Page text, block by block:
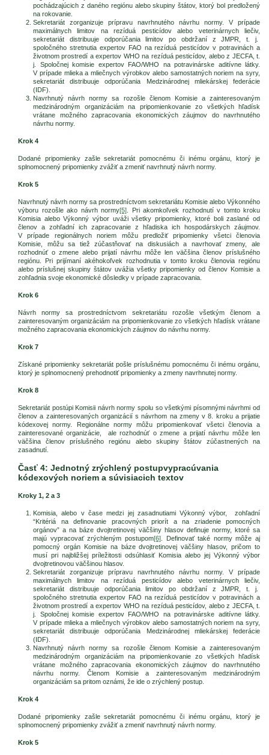
pochádzajúcich z daného regiónu alebo skupiny štátov, ktorý bol predložený
na rokovanie.
Sekretariát zorganizuje prípravu navrhnutého návrhu normy. V prípade
maximálnych limitov na rezíduá pesticídov alebo veterinárnych liečiv,
sekretariát distribuuje odporúčania limitov po obdržaní z JMPR, t. j.
spoločného stretnutia expertov FAO na rezíduá pesticídov v potravinách a
životnom prostredí a expertov WHO na rezíduá pesticídov, alebo z JECFA, t.
j. Spoločnej komisie expertov FAO/WHO na potravinárske aditívne látky.
V prípade mlieka a mliečnych výrobkov alebo samostatných noriem na syry,
sekretariát distribuuje odporúčania Medzinárodnej mliekárskej federácie
(IDF).
Navrhnutý návrh normy sa rozošle členom Komisie a zainteresovaným
medzinárodným organizáciám na pripomienkovanie zo všetkých hľadísk
vrátane možného zapracovania ekonomických záujmov do navrhnutého
návrhu normy.
Krok 4
Dodané pripomienky zašle sekretariát pomocnému či inému orgánu, ktorý je
splnomocnený pripomienky zvážiť a zmeniť navrhnutý návrh normy.
Krok 5
Navrhnutý návrh normy sa prostredníctvom sekretariátu Komisie alebo Výkonného
výboru rozošle ako návrh normy[5] . Pri akomkoľvek rozhodnutí v tomto kroku
Komisia alebo Výkonný výbor uváži všetky pripomienky, ktoré boli zaslané od
členov a zohľadní ich zapracovanie z hľadiska ich hospodárskych záujmov.
V prípade regionálnych noriem môžu predložiť pripomienky všetci členovia
Komisie, môžu sa tiež zúčastňovať na diskusiách a navrhovať zmeny, ale
rozhodnúť o zmene alebo prijatí návrhu môže len väčšina členov príslušného
regiónu. Pri prijímaní akéhokoľvek rozhodnutia v tomto kroku členovia regiónu
alebo príslušnej skupiny štátov uvážia všetky pripomienky od členov Komisie a
zohľadnia svoje ekonomické dôsledky v prípade zapracovania.
Krok 6
Návrh normy sa prostredníctvom sekretariátu rozošle všetkým členom a
zainteresovaným organizáciám na pripomienkovanie zo všetkých hľadísk vrátane
možného zapracovania ekonomických záujmov do návrhu normy.
Krok 7
Získané pripomienky sekretariát pošle príslušnému pomocnému či inému orgánu,
ktorý je splnomocnený prehodnotiť pripomienky a zmeny navrhnutej normy.
Krok 8
Sekretariát postúpi Komisii návrh normy spolu so všetkými písomnými návrhmi od
členov a zainteresovaných organizácií s návrhom na zmeny v 8. kroku a prijatie
kódexovej normy. Regionálne normy môžu pripomienkovať všetci členovia a
zainteresované organizácie, ale rozhodnúť o zmene a prijatí návrhu môže len
väčšina členov príslušného regiónu alebo skupiny štátov zúčastnených na
zasadnutí.
Časť 4: Jednotný zrýchlený postupvypracúvania
kódexových noriem a súvisiacich textov
Kroky 1, 2 a 3
Komisia, alebo v čase medzi jej zasadnutiami Výkonný výbor, zohľadní
“Kritériá na definovanie pracovných priorít a na zriadenie pomocných
orgánov” a na báze dvojtretinovej väčšiny hlasov definuje normy, ktoré sa
majú vypracovať zrýchleným postupom[6]. Definovať také normy môže aj
pomocný orgán Komisie na báze dvojtretinovej väčšiny hlasov, pričom to
musí pri najbližšej príležitosti odsúhlasiť Komisia alebo jej Výkonný výbor
dvojtretinovou väčšinou hlasov.
Sekretariát zorganizuje prípravu navrhnutého návrhu normy. V prípade
maximálnych limitov na rezíduá pesticídov alebo veterinárnych liečiv,
sekretariát distribuuje odporúčania limitov po obdržaní z JMPR, t. j.
spoločného stretnutia expertov FAO na rezíduá pesticídov v potravinách a
životnom prostredí a expertov WHO na rezíduá pesticídov, alebo z JECFA, t.
j. Spoločnej komisie expertov FAO/WHO na potravinárske aditívne látky.
V prípade mlieka a mliečnych výrobkov alebo samostatných noriem na syry,
sekretariát distribuuje odporúčania Medzinárodnej mliekárskej federácie
(IDF).
Navrhnutý návrh normy sa rozošle členom Komisie a zainteresovaným
medzinárodným organizáciám na pripomienkovanie zo všetkých hľadísk
vrátane možného zapracovania ekonomických záujmov do navrhnutého
návrhu normy. Členom Komisie a zainteresovaným medzinárodným
organizáciám sa pritom oznámi, že ide o zrýchlený postup.
Krok 4
Dodané pripomienky zašle sekretariát pomocnému či inému orgánu, ktorý je
splnomocnený pripomienky zvážiť a zmeniť navrhnutý návrh normy.
Krok 5